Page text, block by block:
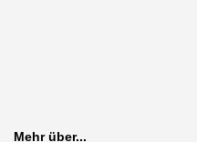
Mehr über...